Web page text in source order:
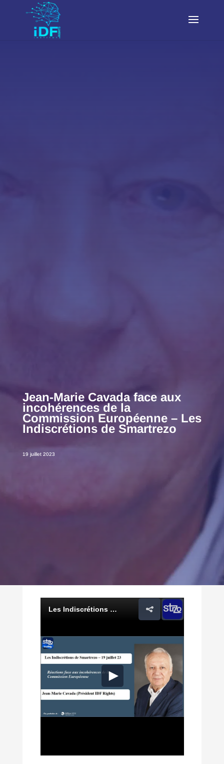
Jean-Marie Cavada face aux
incohérences de la
Commission Européenne – Les
Indiscrétions de Smartrezo
19 juillet 2023